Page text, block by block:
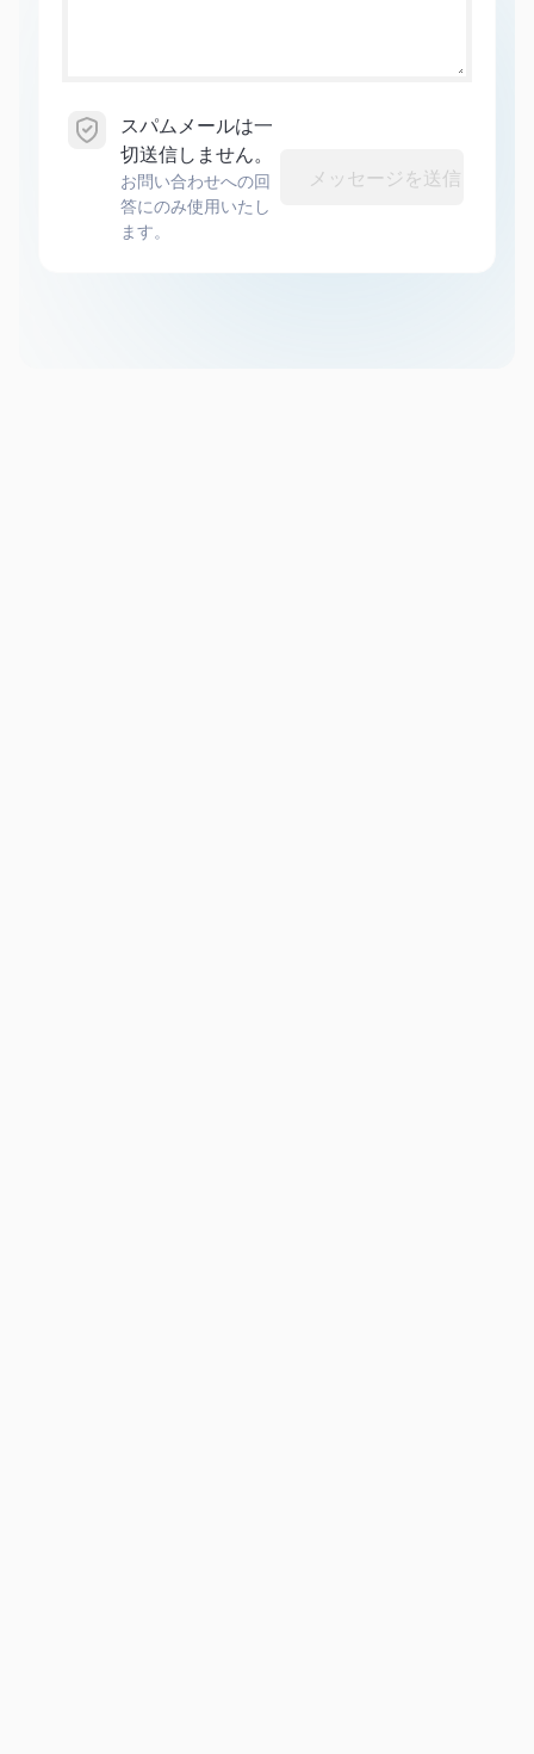
スパムメールは一
切送信しません。
お問い合わせへの回
答にのみ使用いたし
ます。
メッセージを送信